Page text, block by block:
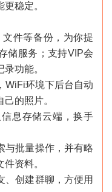
稳定。
件等备份，为你提
储服务；支持VIP会
功能。
WiFi环境下后台自动
的照片。
息存储云端，换手
与批量操作，并有略
资料。
、创建群聊，方便用